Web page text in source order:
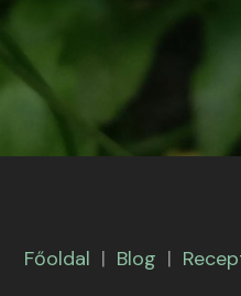
Főoldal | Blog |